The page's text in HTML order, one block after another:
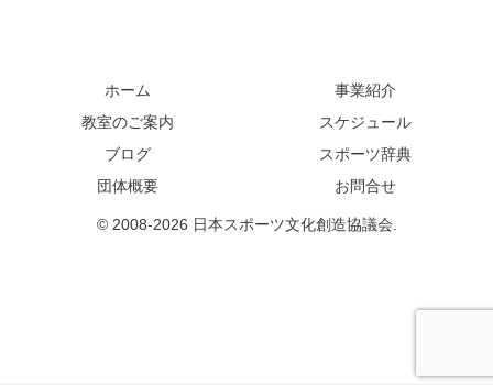
ホーム
事業紹介
教室のご案内
スケジュール
ブログ
スポーツ辞典
団体概要
お問合せ
© 2008-2026 日本スポーツ文化創造協議会.